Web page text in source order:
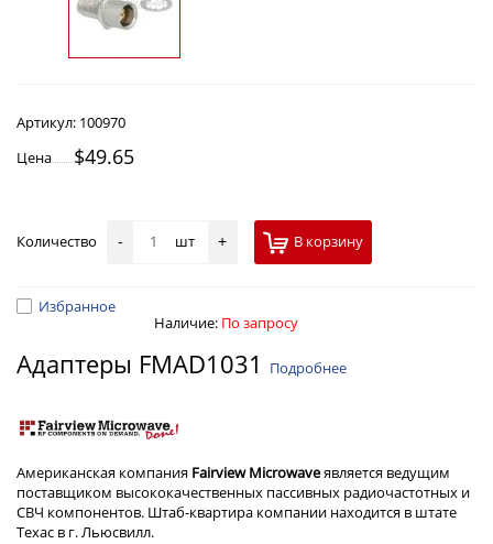
Артикул: 100970
Цена
$49.65
Количество - шт + В корзину
Избранное
Наличие: По запросу
Адаптеры FMAD1031 Подробнее
Американская компания Fairview Microwaveявляется ведущим
поставщиком высококачественных пассивных радиочастотных и
СВЧ компонентов. Штаб-квартира компании находится в штате
Техас в г. Льюсвилл.